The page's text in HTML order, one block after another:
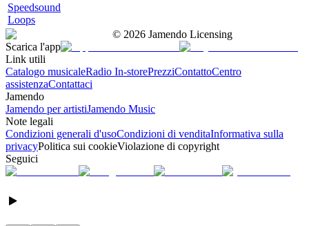
Speedsound
Loops
© 2026 Jamendo Licensing
Scarica l'app
Link utili
Catalogo musicaleRadio In-storePrezziContattoCentro
assistenzaContattaci
Jamendo
Jamendo per artistiJamendo Music
Note legali
Condizioni generali d'usoCondizioni di venditaInformativa sulla
privacyPolitica sui cookieViolazione di copyright
Seguici